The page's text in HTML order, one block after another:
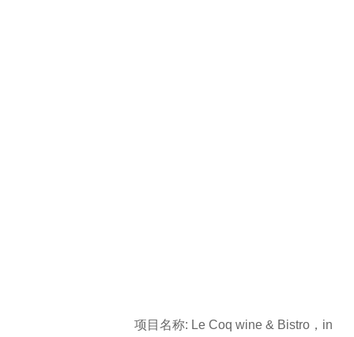
项目名称: Le Coq wine & Bistro，in